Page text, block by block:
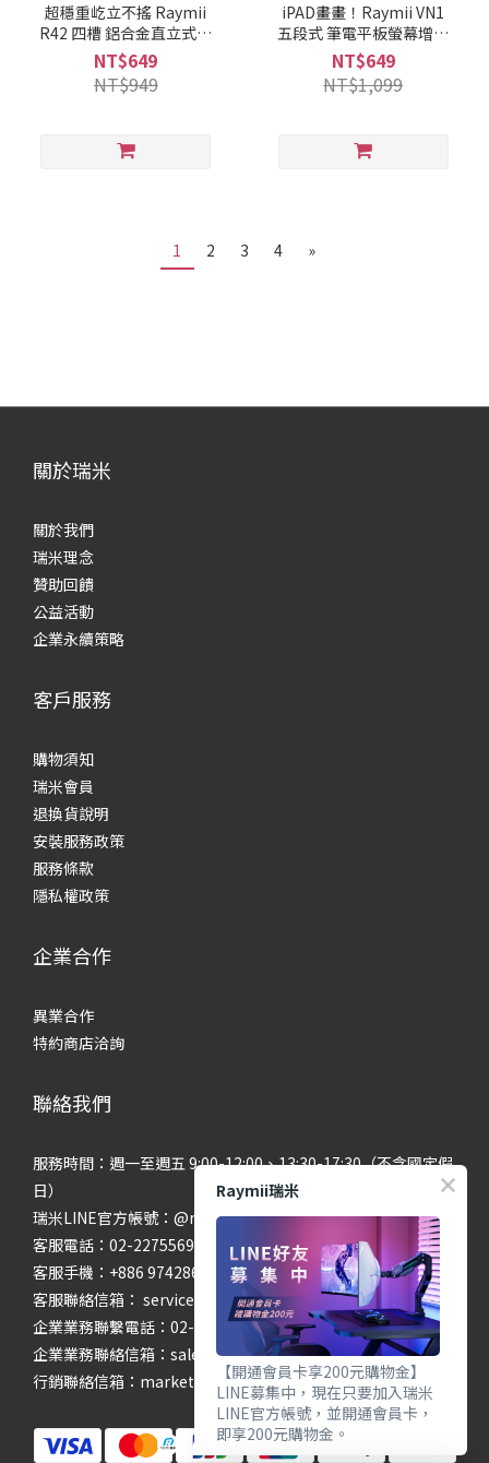
超穩重屹立不搖 Raymii
R42 四槽 鋁合金直立式筆
電支架
NT$649
NT$949
iPAD畫畫！Raymii VN1
五段式 筆電平板螢幕增高
架 底座
NT$649
NT$1,099
1 2 3 4 »
關於瑞米
關於我們
瑞米理念
贊助回饋
公益活動
企業永續策略
客戶服務
購物須知
瑞米會員
退換貨說明
安裝服務政策
服務條款
隱私權政策
企業合作
異業合作
特約商店洽詢
聯絡我們
服務時間：週一至週五 9:00-12:00、13:30-17:30（不含國定假
日）
瑞米LINE官方帳號：@raymii
客服電話：02-22755699 #201 #202
客服手機：+886 974286654
客服聯絡信箱： service@raymii.com
企業業務聯繫電話：02-22755699 #302
企業業務聯絡信箱：sales@raymii.com
行銷聯絡信箱：marketing@raymii.com
Raymii瑞米
【開通會員卡享200元購物金】
LINE募集中，現在只要加入瑞米
LINE官方帳號，並開通會員卡，
即享200元購物金。